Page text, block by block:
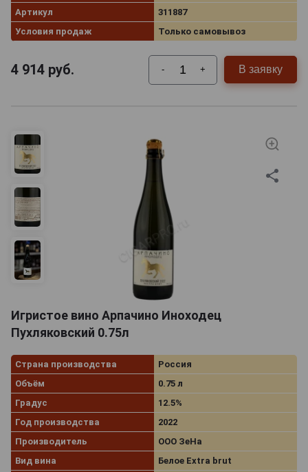
Артикул
311887
Условия продаж
Только самовывоз
4 914 руб. - + В заявку
Игристое вино Арпачино Иноходец
Пухляковский 0.75л
Страна производства
Россия
Объём
0.75 л
Градус
12.5%
Год производства
2022
Производитель
ООО ЗеНа
Вид вина
Белое Extra brut